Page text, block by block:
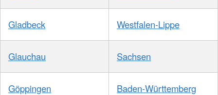
Gladbeck Westfalen-Lippe
Glauchau Sachsen
Göppingen Baden-Württemberg